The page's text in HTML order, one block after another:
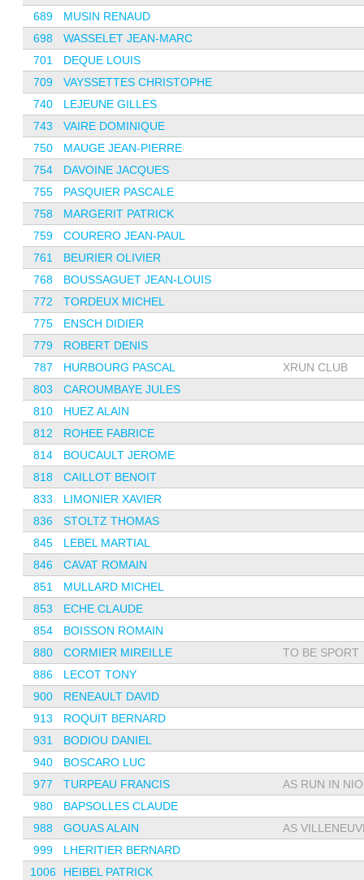
689
MUSIN RENAUD
698
WASSELET JEAN-MARC
701
DEQUE LOUIS
709
VAYSSETTES CHRISTOPHE
740
LEJEUNE GILLES
743
VAIRE DOMINIQUE
750
MAUGE JEAN-PIERRE
754
DAVOINE JACQUES
755
PASQUIER PASCALE
758
MARGERIT PATRICK
759
COURERO JEAN-PAUL
761
BEURIER OLIVIER
768
BOUSSAGUET JEAN-LOUIS
772
TORDEUX MICHEL
775
ENSCH DIDIER
779
ROBERT DENIS
787
HURBOURG PASCAL
XRUN CLUB
803
CAROUMBAYE JULES
810
HUEZ ALAIN
812
ROHEE FABRICE
814
BOUCAULT JEROME
818
CAILLOT BENOIT
833
LIMONIER XAVIER
836
STOLTZ THOMAS
845
LEBEL MARTIAL
846
CAVAT ROMAIN
851
MULLARD MICHEL
853
ECHE CLAUDE
854
BOISSON ROMAIN
880
CORMIER MIREILLE
TO BE SPORT
886
LECOT TONY
900
RENEAULT DAVID
913
ROQUIT BERNARD
931
BODIOU DANIEL
940
BOSCARO LUC
977
TURPEAU FRANCIS
AS RUN IN
980
BAPSOLLES CLAUDE
988
GOUAS ALAIN
AS
999
LHERITIER BERNARD
1006
HEIBEL PATRICK